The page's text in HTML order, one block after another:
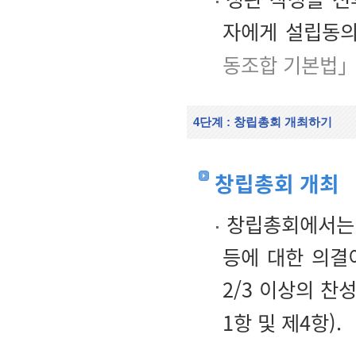
자에게 설립동
동조합 기본법
4단계 : 창립총회 개최하기
창립총회 개최
창립총회에서
등에 대한 의결
2/3 이상의 찬
1항 및 제4항).